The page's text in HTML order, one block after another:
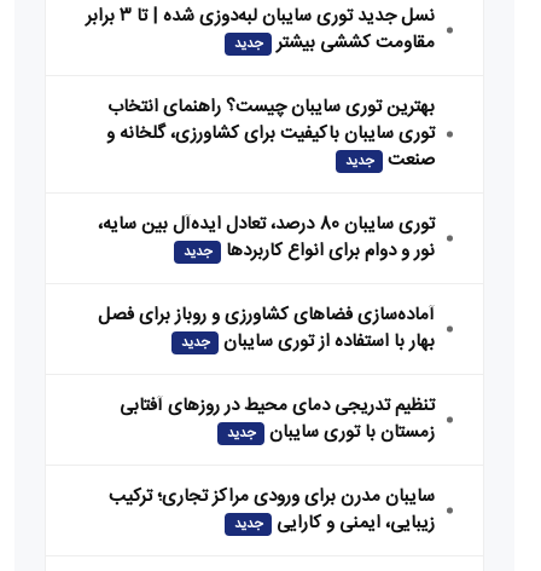
نسل جدید توری سایبان لبه‌دوزی شده | تا ۳ برابر
مقاومت کششی بیشتر جدید
بهترین توری سایبان چیست؟ راهنمای انتخاب
توری سایبان باکیفیت برای کشاورزی، گلخانه و
صنعت جدید
توری سایبان 80 درصد، تعادل ایده‌آل بین سایه،
نور و دوام برای انواع کاربردها
جدید
آماده‌سازی فضاهای کشاورزی و روباز برای فصل
بهار با استفاده از توری سایبان جدید
تنظیم تدریجی دمای محیط در روزهای آفتابی
زمستان با توری سایبان جدید
سایبان مدرن برای ورودی مراکز تجاری؛ ترکیب
زیبایی، ایمنی و کارایی
جدید